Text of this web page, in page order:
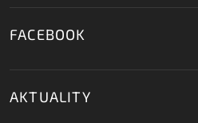
FACEBOOK
AKTUALITY